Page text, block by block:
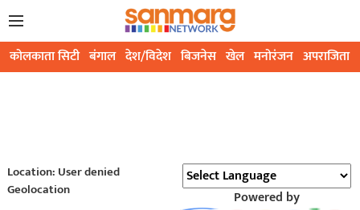
कोलकाता सिटी बंगाल देश/विदेश बिजनेस खेल मनोरंजन अपराजिता
Location: User denied
Geolocation
Powered by